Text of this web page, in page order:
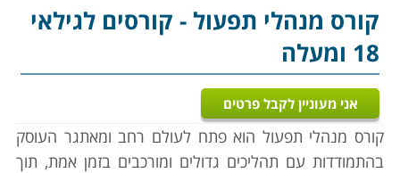
קורס מנהלי תפעול- קורסים לגילאי
18 ומעלה
אני מעוניין לקבל פרטים
קורס מנהלי תפעול הוא פתח לעולם רחב ומאתגר העוסק
בהתמודדות עם תהליכים גדולים ומורכבים בזמן אמת, תוך